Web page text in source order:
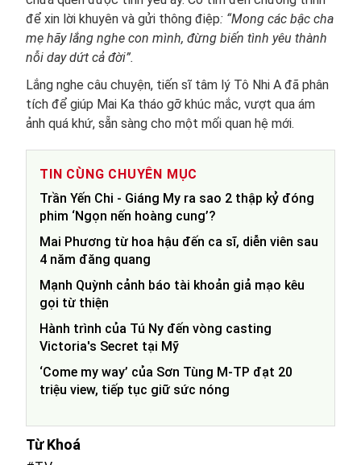
để xin lời khuyên và gửi thông điệp: “Mong các bậc cha
mẹ hãy lắng nghe con mình, đừng biến tình yêu thành
nỗi day dứt cả đời”.
Lắng nghe câu chuyện, tiến sĩ tâm lý Tô Nhi A đã phân
tích để giúp Mai Ka tháo gỡ khúc mắc, vượt qua ám
ảnh quá khứ, sẵn sàng cho một mối quan hệ mới.
TIN CÙNG CHUYÊN MỤC
Trần Yến Chi - Giáng My ra sao 2 thập kỷ đóng
phim ‘Ngọn nến hoàng cung’?
Mai Phương từ hoa hậu đến ca sĩ, diễn viên sau
4 năm đăng quang
Mạnh Quỳnh cảnh báo tài khoản giả mạo kêu
gọi từ thiện
Hành trình của Tú Ny đến vòng casting
Victoria's Secret tại Mỹ
‘Come my way’ của Sơn Tùng M-TP đạt 20
triệu view, tiếp tục giữ sức nóng
Từ Khoá